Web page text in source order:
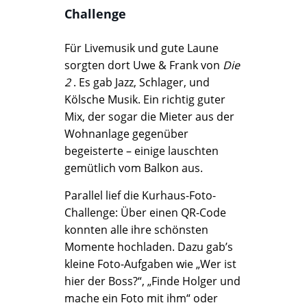
Challenge
Für Livemusik und gute Laune
sorgten dort Uwe & Frank von Die
2. Es gab Jazz, Schlager, und
Kölsche Musik. Ein richtig guter
Mix, der sogar die Mieter aus der
Wohnanlage gegenüber
begeisterte – einige lauschten
gemütlich vom Balkon aus.
Parallel lief die Kurhaus-Foto-
Challenge: Über einen QR-Code
konnten alle ihre schönsten
Momente hochladen. Dazu gab’s
kleine Foto-Aufgaben wie „Wer ist
hier der Boss?“, „Finde Holger und
mache ein Foto mit ihm“ oder